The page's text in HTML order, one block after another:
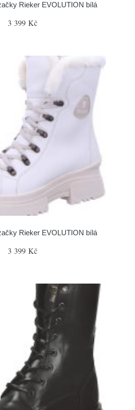
Rieker EVOLUTION bílá
3 399 Kč
Rieker EVOLUTION bílá
3 399 Kč